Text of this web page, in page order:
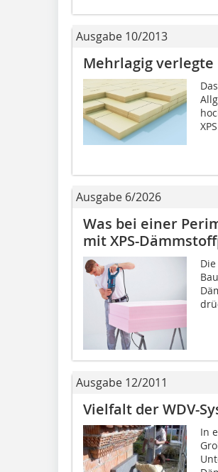
Ausgabe 10/2013
Mehrlagig
Ausgabe 6/2026
Was bei einer
mit XPS-
Ausgabe 12/2011
Vielfalt der WDV-
In